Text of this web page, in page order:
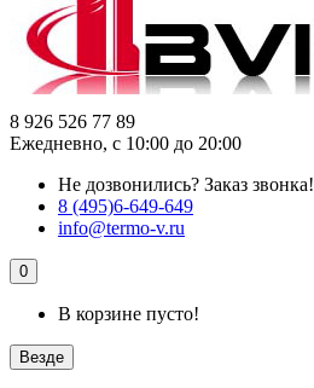
8 926 526 77 89
Ежедневно, с 10:00 до 20:00
Не дозвонились? Заказ звонка!
8 (495)6-649-649
info@termo-v.ru
0
В корзине пусто!
Везде